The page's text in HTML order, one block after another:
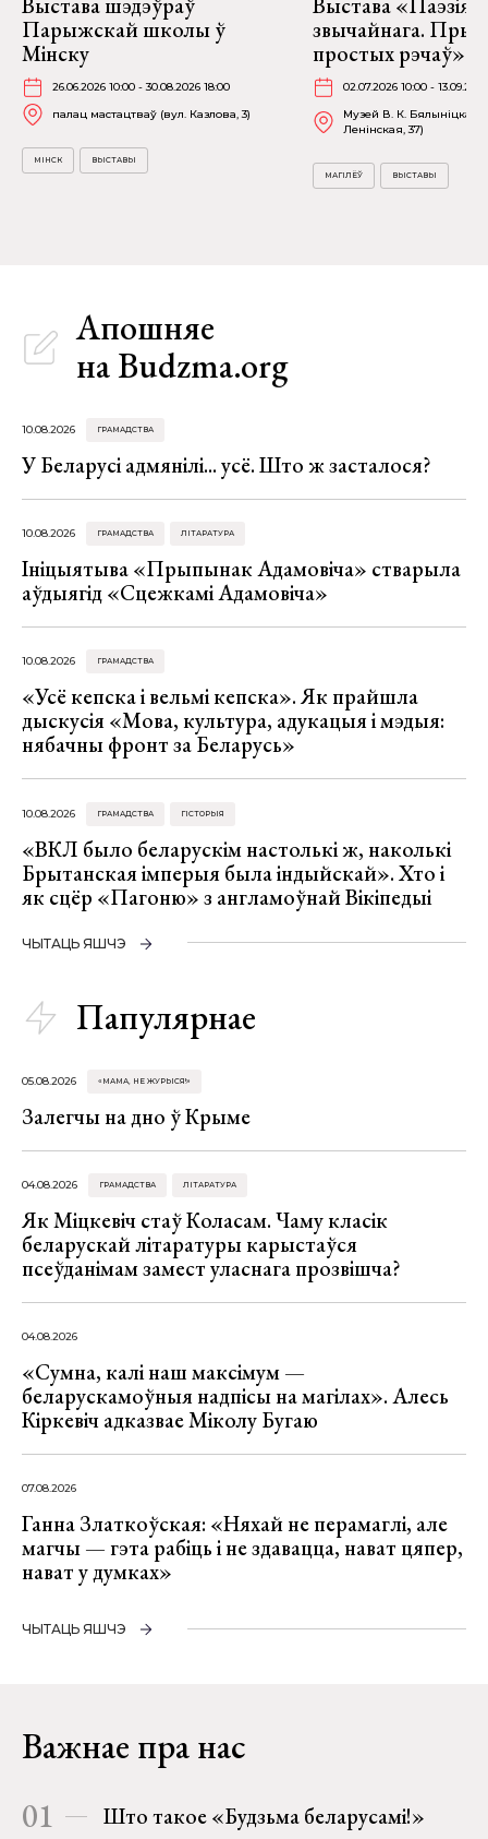
Парыжскай школы ў
Мінску
26.06.2026 10:00 - 30.08.2026 18:00
палац мастацтваў (вул. Казлова, 3)
МІНСК ВЫСТАВЫ
звычайнага.
простых рэчаў» у
02.07.2026 10:00 -
Музей В. К. Бялыніцкага-
Ленінская, 37)
МАГІЛЁЎ ВЫСТАВЫ
Апошняе
на Budzma.org
10.08.2026 ГРАМАДСТВА
У Беларусі адмянілі... усё. Што ж засталося?
10.08.2026 ГРАМАДСТВА ЛІТАРАТУРА
Ініцыятыва «Прыпынак Адамовіча» стварыла
аўдыягід «Сцежкамі Адамовіча»
10.08.2026 ГРАМАДСТВА
«Усё кепска і вельмі кепска». Як прайшла
дыскусія «Мова, культура, адукацыя і мэдыя:
нябачны фронт за Беларусь»
10.08.2026 ГРАМАДСТВА ГІСТОРЫЯ
«ВКЛ было беларускім настолькі ж, наколькі
Брытанская імперыя была індыйскай». Хто і
як сцёр «Пагоню» з англамоўнай Вікіпедыі
ЧЫТАЦЬ ЯШЧЭ
Папулярнае
05.08.2026 «МАМА, НЕ ЖУРЫСЯ!»
Залегчы на дно ў Крыме
04.08.2026 ГРАМАДСТВА ЛІТАРАТУРА
Як Міцкевіч стаў Коласам. Чаму класік
беларускай літаратуры карыстаўся
псеўданімам замест уласнага прозвішча?
04.08.2026
«Сумна, калі наш максімум —
беларускамоўныя надпісы на магілах». Алесь
Кіркевіч адказвае Міколу Бугаю
07.08.2026
Ганна Златкоўская: «Няхай не перамаглі, але
магчы — гэта рабіць і не здавацца, нават цяпер,
нават у думках»
ЧЫТАЦЬ ЯШЧЭ
Важнае пра нас
01 Што такое «Будзьма беларусамі!»